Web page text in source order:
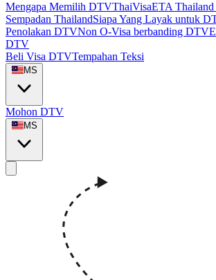
Mengapa Memilih DTVThaiVisaETA Thailand
Sempadan ThailandSiapa Yang Layak untuk
Penolakan DTVNon O-Visa berbanding DTV
DTV
Beli Visa DTVTempahan Teksi
MS
Mohon DTV
MS